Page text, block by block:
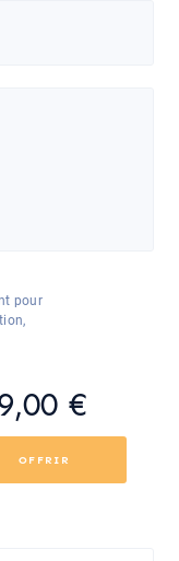
pour
€
OFFRIR